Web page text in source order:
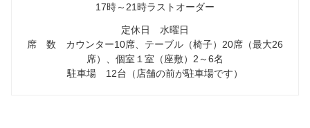
17時～21時ラストオーダー
定休日 水曜日
席 数 カウンター10席、テーブル（椅子）20席（最大26
席）、個室１室（座敷）2～6名
駐車場 12台（店舗の前が駐車場です）